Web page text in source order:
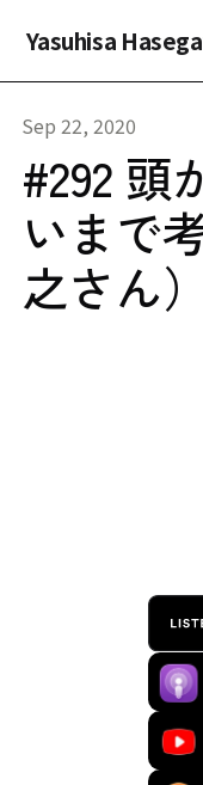
Yasuhisa
Sep 22, 2020
#292 頭
いまで
之さん）